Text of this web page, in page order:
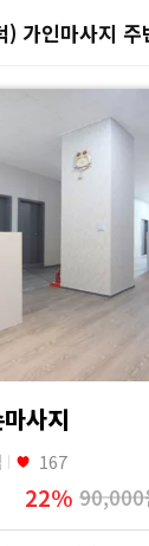
) 가인마사지 주
사지
167
22% 90,000